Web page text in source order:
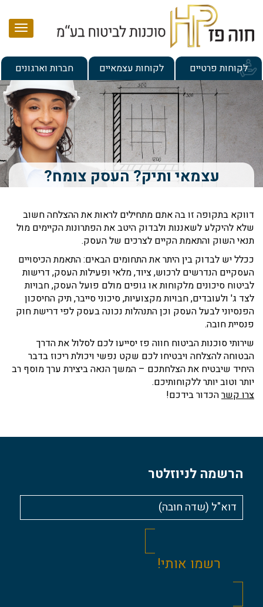
עמוד הבית
אודות
שירותים
בדיקת תיק ביטוח לעצמאי
ניהול ותכנון תיק ביטוח וחיסכון למשפחה
פתרונות לחסכון והשקעה
תכנון לגיל הפרישה
הסדרים פנסיונים לעובדים ומעסיקים
מרכז מידע
מאמרים
מילון מונחים
מידע ללקוח – הצהרת נגישות
שרות לקוחות
אמנת שירות
צור קשר
לקוחות פרטיים לקוחות עצמאיים חברות וארגונים
עצמאי ותיק? העסק צומח?
דווקא בתקופה זו בה אתם מתחילים לראות את ההצלחה חשוב
שלא להיקלע לשאננות ולבדוק היטב את הפתרונות הקיימים מול
תנאי השוק והתאמת הקיים לצרכים של העסק.
ככלל יש לבדוק בין היתר את התחומים הבאים: התאמת הכיסויים
העסקיים הנדרשים לרכוש, ציוד, מלאי ופעילות העסק, דרישות
לביטוח סיכונים מלקוחות או גופים מולם פועל העסק, חבויות
לצד ג' ולעובדים, חבויות מקצועיות, סיכוני סייבר, תיק החיסכון
הפנסיוני לבעל העסק וכן התנהלות נכונה בעסק לפי דרישת חוק
פנסיית חובה.
שירותי סוכנות הביטוח חווה פז יסייעו לכם לסלול את הדרך
הבטוחה להצלחה ויבטיחו לכם שקט נפשי ויכולת ריכוז בדבר
היחיד שיבטיח את הצלחתכם – המשך הנאה ביצירת ערך מוסף רב
יותר וטוב יותר ללקוחותיכם.
צרו קשרהכדור בידכם!
הרשמה לניוזלטר